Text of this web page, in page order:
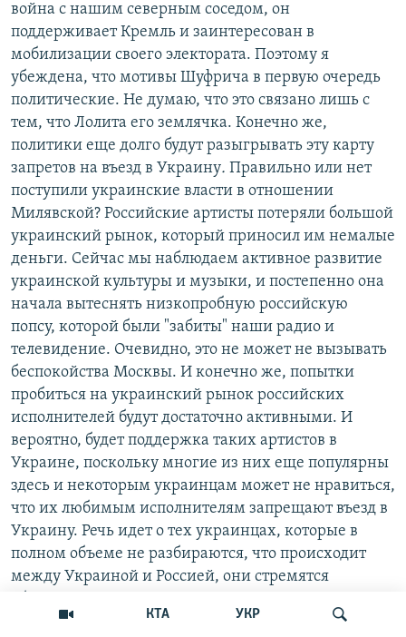
КТА УКР
война с нашим северным соседом, он
поддерживает Кремль и заинтересован в
мобилизации своего электората. Поэтому я
убеждена, что мотивы Шуфрича в первую очередь
политические. Не думаю, что это связано лишь с
тем, что Лолита его землячка. Конечно же,
политики еще долго будут разыгрывать эту карту
запретов на въезд в Украину. Правильно или нет
поступили украинские власти в отношении
Милявской? Российские артисты потеряли большой
украинский рынок, который приносил им немалые
деньги. Сейчас мы наблюдаем активное развитие
украинской культуры и музыки, и постепенно она
начала вытеснять низкопробную российскую
попсу, которой были "забиты" наши радио и
телевидение. Очевидно, это не может не вызывать
беспокойства Москвы. И конечно же, попытки
пробиться на украинский рынок российских
исполнителей будут достаточно активными. И
вероятно, будет поддержка таких артистов в
Украине, поскольку многие из них еще популярны
здесь и некоторым украинцам может не нравиться,
что их любимым исполнителям запрещают въезд в
Украину. Речь идет о тех украинцах, которые в
полном объеме не разбираются, что происходит
между Украиной и Россией, они стремятся
не пришла к их дому.